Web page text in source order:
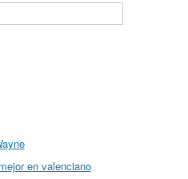
en valenciano